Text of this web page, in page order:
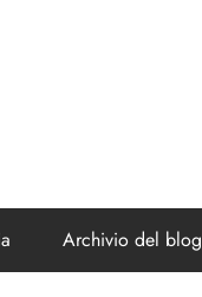
Archivio del blog